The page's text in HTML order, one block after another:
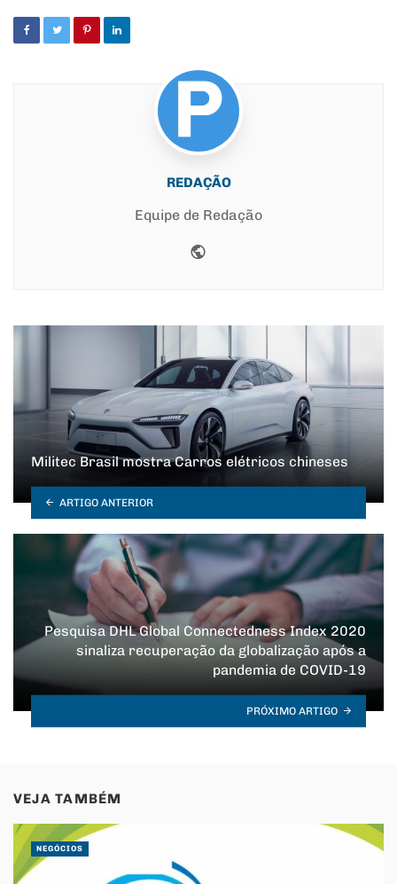
REDAÇÃO
Equipe de Redação
Militec Brasil mostra Carros elétricos chineses
ARTIGO ANTERIOR
Pesquisa DHL Global Connectedness Index 2020
sinaliza recuperação da globalização após a
pandemia de COVID-19
PRÓXIMO ARTIGO
VEJA TAMBÉM
NEGÓCIOS